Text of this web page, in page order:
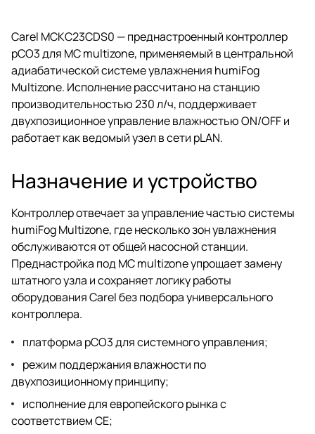
Carel MCKC23CDS0 — преднастроенный контроллер
pCO3 для MC multizone, применяемый в центральной
адиабатической системе увлажнения humiFog
Multizone. Исполнение рассчитано на станцию
производительностью 230 л/ч, поддерживает
двухпозиционное управление влажностью ON/OFF и
работает как ведомый узел в сети pLAN.
Назначение и устройство
Контроллер отвечает за управление частью системы
humiFog Multizone, где несколько зон увлажнения
обслуживаются от общей насосной станции.
Преднастройка под MC multizone упрощает замену
штатного узла и сохраняет логику работы
оборудования Carel без подбора универсального
контроллера.
платформа pCO3 для системного управления;
режим поддержания влажности по
двухпозиционному принципу;
исполнение для европейского рынка с
соответствием CE;